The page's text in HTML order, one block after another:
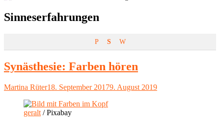
Schlagwort:
Sinneserfahrungen
P S W
Synästhesie: Farben hören
Autor
Martina RüterVeröffentlicht
18. September 20179. August 2019
geralt / Pixabay